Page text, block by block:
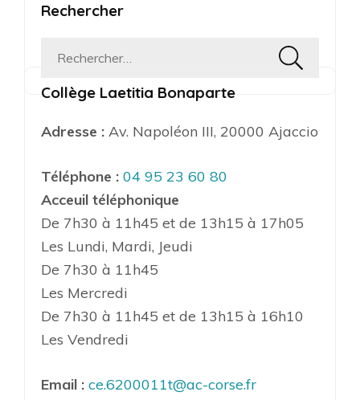
Rechercher
Rechercher :
Collège Laetitia Bonaparte
Adresse : Av. Napoléon III, 20000 Ajaccio
Téléphone : 04 95 23 60 80
Acceuil téléphonique
De 7h30 à 11h45 et de 13h15 à 17h05
Les Lundi, Mardi, Jeudi
De 7h30 à 11h45
Les Mercredi
De 7h30 à 11h45 et de 13h15 à 16h10
Les Vendredi
Email : ce.6200011t@ac-corse.fr